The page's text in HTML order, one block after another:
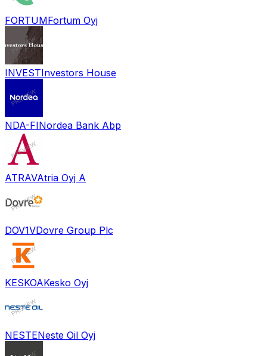
FORTUMFortum Oyj
INVESTInvestors House
NDA-FINordea Bank Abp
ATRAVAtria Oyj A
DOV1VDovre Group Plc
KESKOAKesko Oyj
NESTENeste Oil Oyj